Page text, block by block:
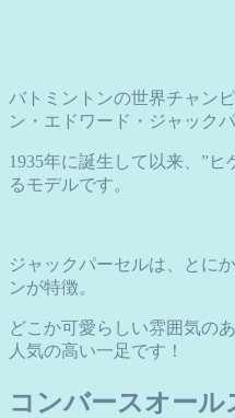
バトミントンの世界チャン
ン・エドワード・ジャック
1935年に誕生して以来、”
るモデルです。
ジャックパーセルは、とに
ンが特徴。
どこか可愛らしい雰囲気の
人気の高い一足です！
コンバースオール